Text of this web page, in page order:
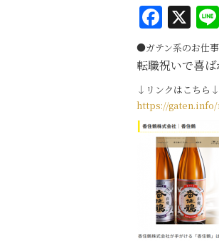
F
a
c
e
b
o
o
k
X
●ガテン系のお仕
転職祝いで喜
↓リンクはこちら↓
https://